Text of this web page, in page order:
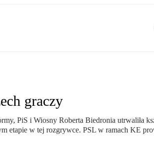
graczy
PiS i Wiosny Roberta Biedronia utrwaliła
etapie w tej rozgrywce. PSL w ramach KE